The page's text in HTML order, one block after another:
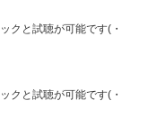
クと試聴が可能です(・
クと試聴が可能です(・